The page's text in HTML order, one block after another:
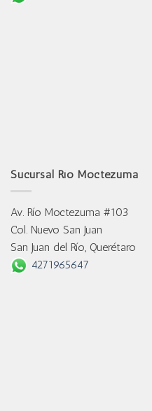
Sucursal Río Moctezuma
Av. Río Moctezuma #103
Col. Nuevo San Juan
San Juan del Río, Querétaro
4271965647